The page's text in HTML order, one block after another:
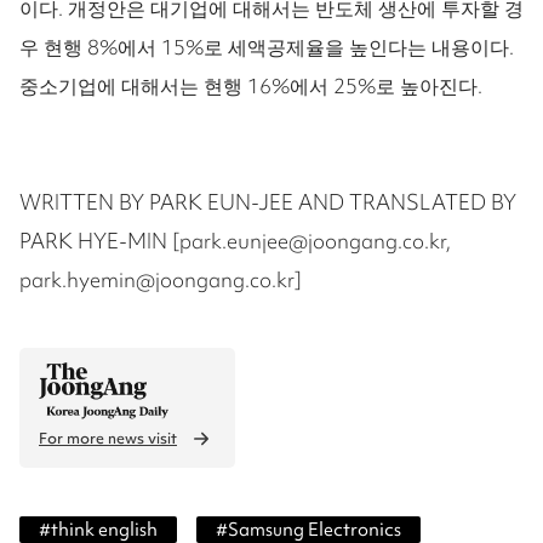
이다. 개정안은 대기업에 대해서는 반도체 생산에 투자할 경
우 현행 8%에서 15%로 세액공제율을 높인다는 내용이다.
중소기업에 대해서는 현행 16%에서 25%로 높아진다.
WRITTEN BY PARK EUN-JEE AND TRANSLATED BY
PARK HYE-MIN [park.eunjee@joongang.co.kr,
park.hyemin@joongang.co.kr]
For more news visit
#think english #Samsung Electronics